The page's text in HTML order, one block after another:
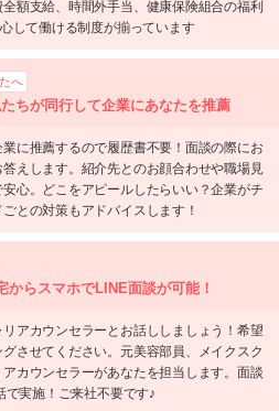
額支給、時間外手当、健康保険組合の福利
して働ける制度が揃っています
へ
ちが同行して企業にあなたを推薦
に推薦するので履歴書不要！面談の際にお
えします。紹介先とのお顔合わせや職場見
心。どこをアピールしたらいい？企業がチ
との対策もアドバイスします！
からスマホでLINE面談が可能！
アカウンセラーとお話ししましょう！希望
させてください。元美容部員、メイクスク
カウンセラーがあなたを担当します。面談
実施！ご来社不要です♪